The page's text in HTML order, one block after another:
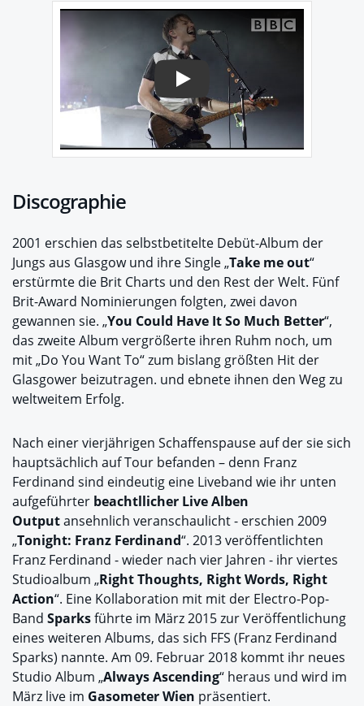
Play
Discographie
2001 erschien das selbstbetitelte Debüt-Album der
Jungs aus Glasgow und ihre Single „Take me out“
erstürmte die Brit Charts und den Rest der Welt. Fünf
Brit-Award Nominierungen folgten, zwei davon
gewannen sie. „You Could Have It So Much Better“,
das zweite Album vergrößerte ihren Ruhm noch, um
mit „Do You Want To“ zum bislang größten Hit der
Glasgower beizutragen. und ebnete ihnen den Weg zu
weltweitem Erfolg.
Nach einer vierjährigen Schaffenspause auf der sie sich
hauptsächlich auf Tour befanden – denn Franz
Ferdinand sind eindeutig eine Liveband wie ihr unten
aufgeführter beachtllicher Live Alben
Outputansehnlich veranschaulicht - erschien 2009
„Tonight: Franz Ferdinand“. 2013 veröffentlichten
Franz Ferdinand - wieder nach vier Jahren - ihr viertes
Studioalbum „Right Thoughts, Right Words, Right
Action“. Eine Kollaboration mit mit der Electro-Pop-
Band Sparksführte im März 2015 zur Veröffentlichung
eines weiteren Albums, das sich FFS (Franz Ferdinand
Sparks) nannte. Am 09. Februar 2018 kommt ihr neues
Studio Album „Always Ascending“ heraus und wird im
März live im Gasometer Wien präsentiert.